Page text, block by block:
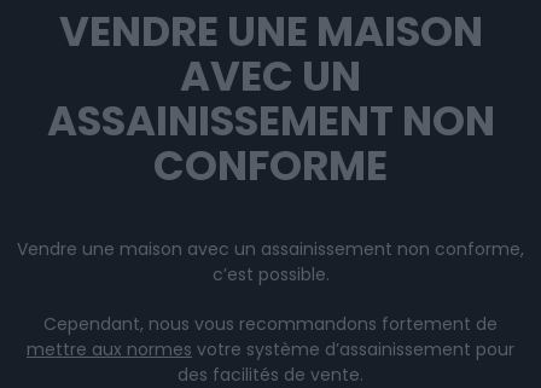
VENDRE UNE MAISON
AVEC UN
ASSAINISSEMENT NON
CONFORME
Vendre une maison avec un assainissement non conforme,
c’est possible.
Cependant, nous vous recommandons fortement de
mettre aux normes votre système d’assainissement pour
des facilités de vente.